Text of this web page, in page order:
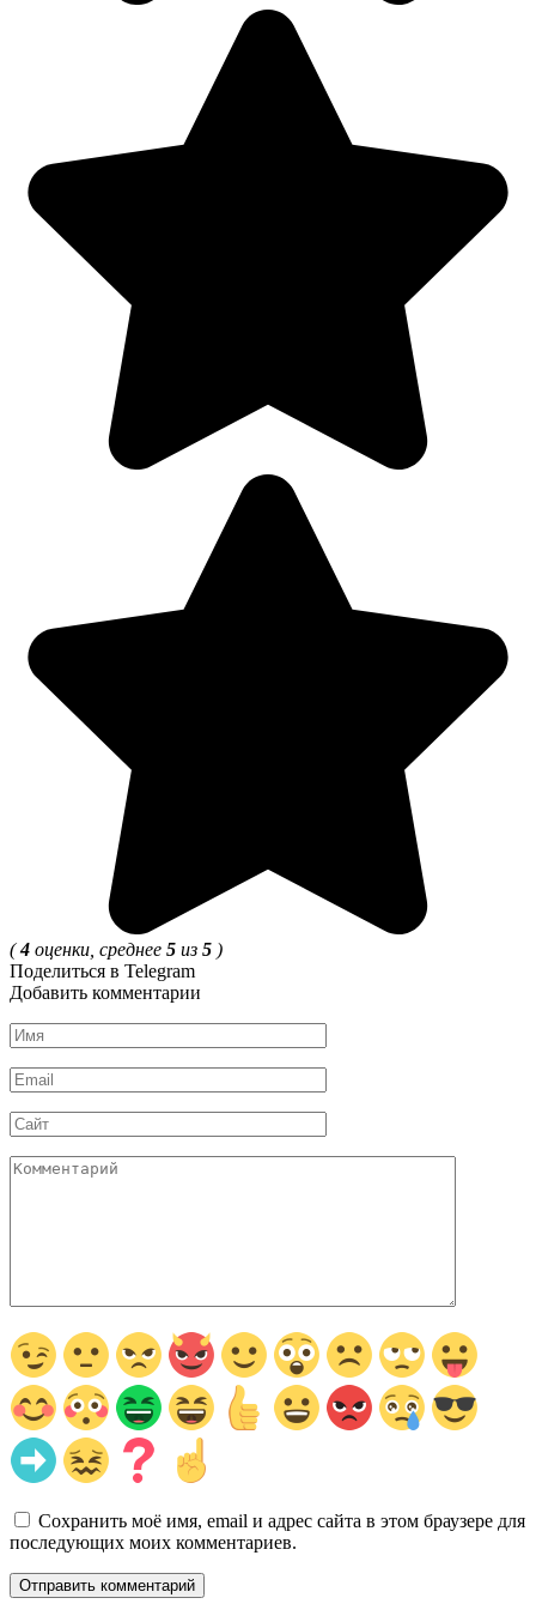
(4 оценки, среднее 5 из 5 )
Поделиться в Telegram
Добавить комментарии
Имя
*
Email
*
Сайт
Комментарий
Сохранить моё имя, email и адрес сайта в этом браузере для
последующих моих комментариев.